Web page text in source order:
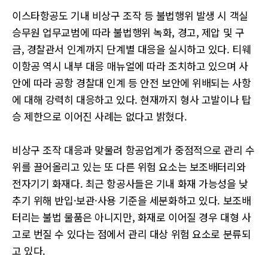
이스타항공도 기내 비상구 조작 등 불법행위 발생 시 객실
승무원 업무교범에 따라 불법행위 녹화, 경고, 제압 및 구
금, 경찰관서 인계까지 단계별 대응을 실시하고 있다. 티웨
이항공 역시 내부 대응 매뉴얼에 따라 조치하고 있으며 사
안에 따라 공항 경찰대 인계 등 안전 보안에 위배되는 사항
에 대해 강력히 대응하고 있다. 현재까지 형사 고발이나 탑
승 제한으로 이어진 사례는 없다고 밝혔다.
비상구 조작 대응과 맞물려 항공업계가 중점적으로 관리 수
위를 끌어올리고 있는 또 다른 위험 요소는 보조배터리와
전자기기 화재다. 최근 항공사들은 기내 화재 가능성을 낮
추기 위해 반입·보관·사용 기준을 세분화하고 있다. 보조배
터리는 불법 물품은 아니지만, 화재로 이어질 경우 대형 사
고로 번질 수 있다는 점에서 관리 대상 위험 요소로 분류되
고 있다.